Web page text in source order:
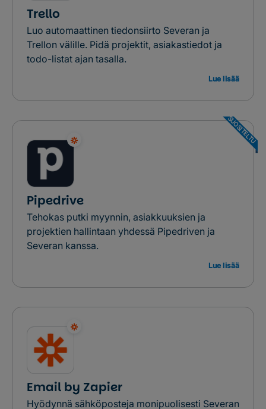
Trello
Luo automaattinen tiedonsiirto Severan ja
Trellon välille. Pidä projektit, asiakastiedot ja
todo-listat ajan tasalla.
Lue lisää
Pipedrive
Tehokas putki myynnin, asiakkuuksien ja
projektien hallintaan yhdessä Pipedriven ja
Severan kanssa.
SUOSITELTU
Lue lisää
Email by Zapier
Hyödynnä sähköposteja monipuolisesti Severan